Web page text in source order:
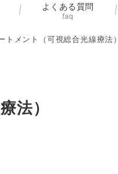
よくある質問
faq
トメント（可視総合光線療法）
法）